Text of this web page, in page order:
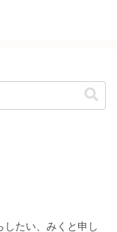
したい、みくと申し